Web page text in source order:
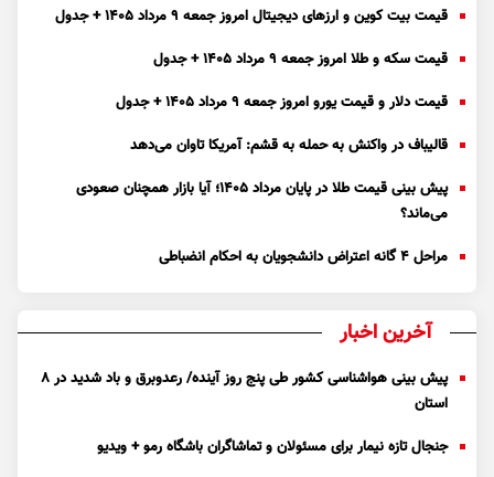
قیمت بیت کوین و ارز‌های دیجیتال امروز جمعه ۹ مرداد ۱۴۰۵ + جدول
قیمت سکه و طلا امروز جمعه ۹ مرداد ۱۴۰۵ + جدول
قیمت دلار و قیمت یورو امروز جمعه ۹ مرداد ۱۴۰۵ + جدول
قالیباف در واکنش به حمله به قشم: آمریکا تاوان می‌دهد
پیش بینی قیمت طلا در پایان مرداد 1405؛ آیا بازار همچنان صعودی
می‌ماند؟
مراحل ۴ گانه اعتراض دانشجویان به احکام انضباطی
آخرین اخبار
پیش بینی هواشناسی کشور طی پنج روز آینده/ رعدوبرق و باد شدید در ۸
استان
جنجال تازه نیمار برای مسئولان و تماشاگران باشگاه رمو + ویدیو